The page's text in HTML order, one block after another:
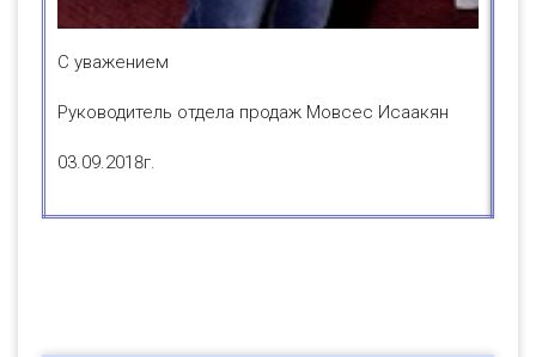
С уважением
Руководитель отдела продаж Мовсес Исаакян
03.09.2018г.